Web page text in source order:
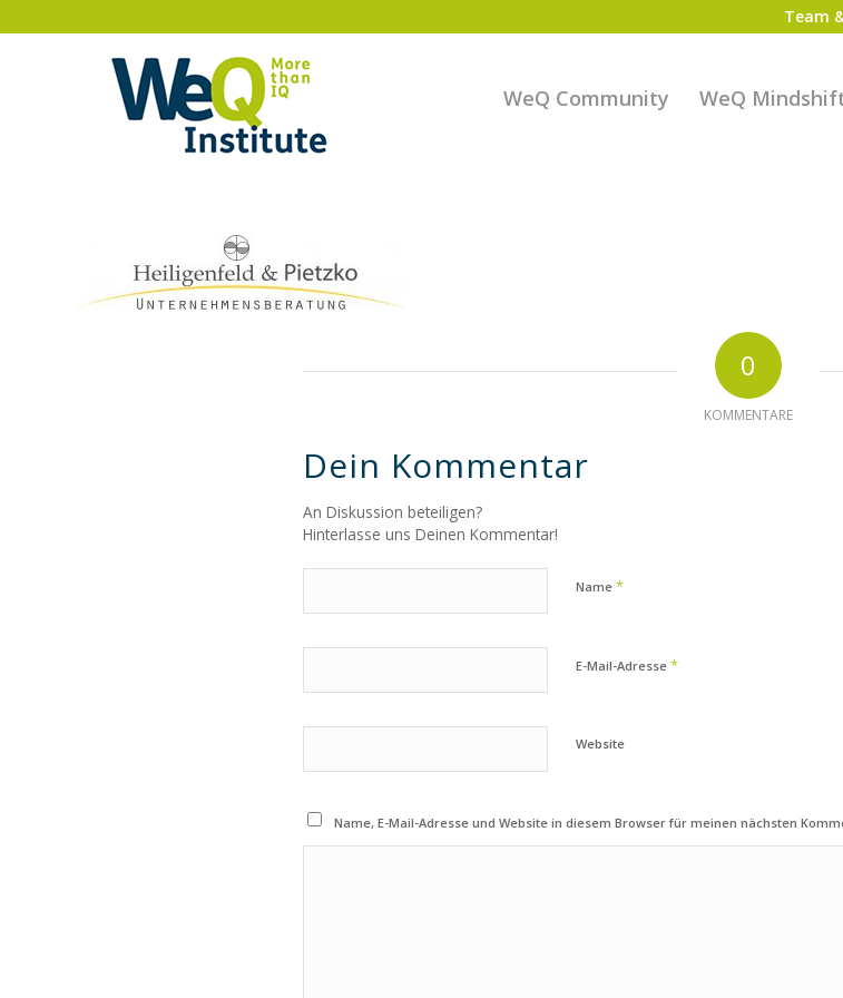
Team
WeQ Community WeQ
0
KOMMENTARE
Dein Kommentar
An Diskussion beteiligen?
Hinterlasse uns Deinen Kommentar!
Name *
E-Mail-Adresse *
Website
Name, E-Mail-Adresse und Website in diesem Browser für meinen nächsten